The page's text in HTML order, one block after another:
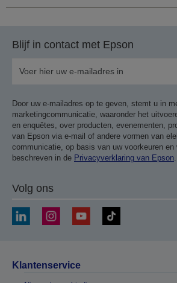
Blijf in contact met Epson
Door uw e-mailadres op te geven, stemt u in
marketingcommunicatie, waaronder het
en enquêtes, over producten, evenementen,
van Epson via e-mail of andere vormen van
communicatie, op basis van uw voorkeuren en
beschreven in de Privacyverklaring van Epson.
Volg ons
Klantenservice